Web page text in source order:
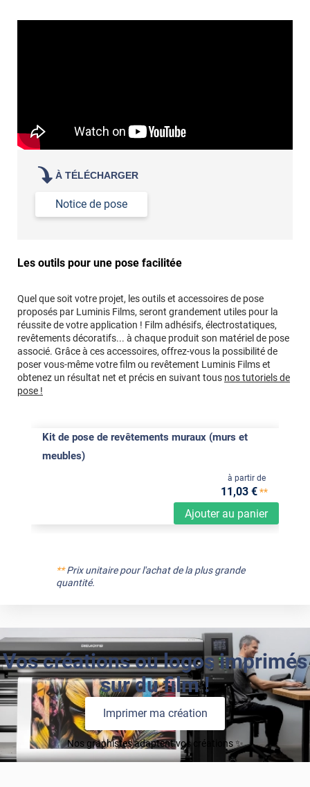
Lisser la surface avec un enduit de lissage au préalable
Réussir la pose d'un revêtement adhésif dans les angles. »
À TÉLÉCHARGER
Notice de pose
Les outils pour une pose facilitée
Quel que soit votre projet, les outils et accessoires de pose
proposés par Luminis Films, seront grandement utiles pour la
réussite de votre application ! Film adhésifs, électrostatiques,
revêtements décoratifs... à chaque produit son matériel de pose
associé. Grâce à ces accessoires, offrez-vous la possibilité de
poser vous-même votre film ou revêtement Luminis Films et
obtenez un résultat net et précis en suivant tous nos tutoriels de
pose !
Kit de pose de revêtements muraux (murs et
meubles)
Ajouter au panier
à partir de
11,03 €**
**Prix unitaire pour l'achat de la plus grande
quantité.
Vos créations ou logos imprimés
sur du film !
Imprimer ma création
Nos graphistes adaptent vos créations ✨